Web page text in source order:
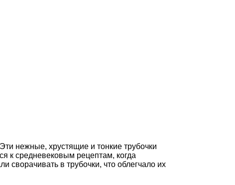
нежные, хрустящие и тонкие трубочки
к средневековым рецептам, когда
в трубочки, что облегчало их